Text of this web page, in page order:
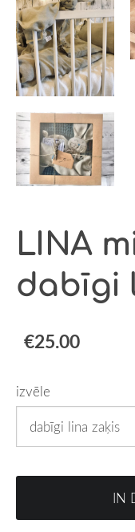
LINA
dabīgi
€25.00
izvēle
IN